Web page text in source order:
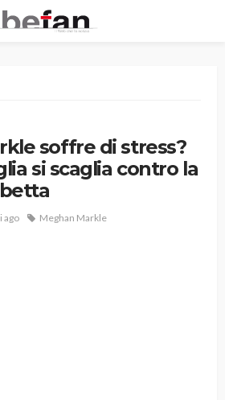
soffre di stress?
si scaglia contro la
ago Meghan Markle